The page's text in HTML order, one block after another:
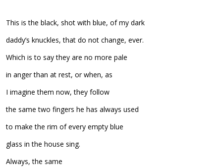
This is the black, shot with blue, of my dark
daddy’s knuckles, that do not change, ever.
Which is to say they are no more pale
in anger than at rest, or when, as
I imagine them now, they follow
the same two fingers he has always used
to make the rim of every empty blue
glass in the house sing.
Always, the same